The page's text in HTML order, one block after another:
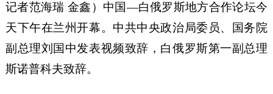
记者范海瑞 金鑫）中国—白俄罗斯地方合作论坛今
天下午在兰州开幕。中共中央政治局委员、国务院
副总理刘国中发表视频致辞，白俄罗斯第一副总理
斯诺普科夫致辞。